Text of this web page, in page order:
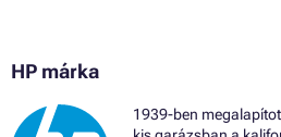
HP márka
1939-ben